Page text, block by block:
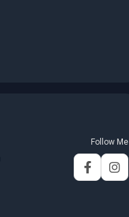
Follow Me